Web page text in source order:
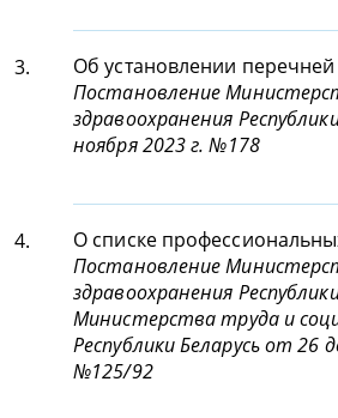
3.
Об установлении перечней
Постановление
здравоохранения
ноября 2023 г. №178
4.
О списке
Постановление
здравоохранения
Министерства труда и
Республики Беларусь от 26
№125/92